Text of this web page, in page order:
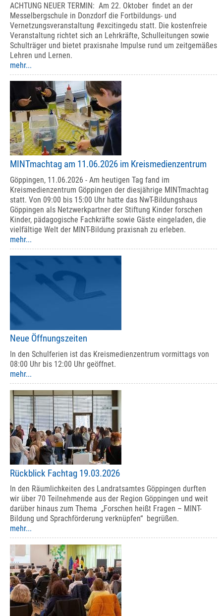
ACHTUNG NEUER TERMIN: Am 22. Oktober findet an der
Messelbergschule in Donzdorf die Fortbildungs- und
Vernetzungsveranstaltung #excitingedu statt. Die kostenfreie
Veranstaltung richtet sich an Lehrkräfte, Schulleitungen sowie
Schulträger und bietet praxisnahe Impulse rund um zeitgemäßes
Lehren und Lernen.
mehr...
MINTmachtag am 11.06.2026 im Kreismedienzentrum
Göppingen, 11.06.2026 - Am heutigen Tag fand im
Kreismedienzentrum Göppingen der diesjährige MINTmachtag
statt. Von 09:00 bis 15:00 Uhr hatte das NwT-Bildungshaus
Göppingen als Netzwerkpartner der Stiftung Kinder forschen
Kinder, pädagogische Fachkräfte sowie Gäste eingeladen, die
vielfältige Welt der MINT-Bildung praxisnah zu erleben.
mehr...
Neue Öffnungszeiten
In den Schulferien ist das Kreismedienzentrum vormittags von
08:00 Uhr bis 12:00 Uhr geöffnet.
mehr...
Rückblick Fachtag 19.03.2026
In den Räumlichkeiten des Landratsamtes Göppingen durften
wir über 70 Teilnehmende aus der Region Göppingen und weit
darüber hinaus zum Thema „Forschen heißt Fragen – MINT-
Bildung und Sprachförderung verknüpfen“ begrüßen.
mehr...